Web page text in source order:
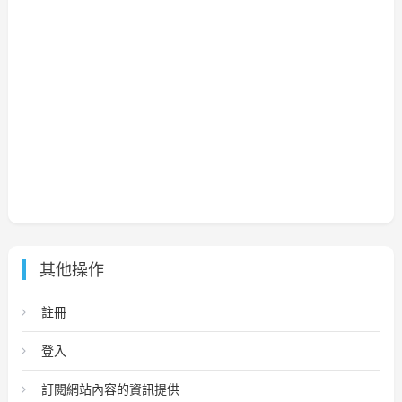
其他操作
註冊
登入
訂閱網站內容的資訊提供